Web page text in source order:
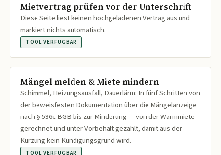
Mietvertrag prüfen vor der Unterschrift
Diese Seite liest keinen hochgeladenen Vertrag aus und
markiert nichts automatisch.
TOOL VERFÜGBAR
Mängel melden & Miete mindern
Schimmel, Heizungsausfall, Dauerlärm: In fünf Schritten von
der beweisfesten Dokumentation über die Mängelanzeige
nach § 536c BGB bis zur Minderung — von der Warmmiete
gerechnet und unter Vorbehalt gezahlt, damit aus der
Kürzung kein Kündigungsgrund wird.
TOOL VERFÜGBAR